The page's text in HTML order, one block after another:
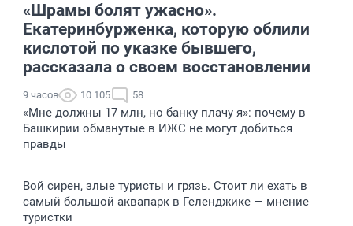
«Шрамы болят ужасно».
Екатеринбурженка, которую облили
кислотой по указке бывшего,
рассказала о своем восстановлении
9 часов 10 105 58
«Мне должны 17 млн, но банку плачу я»: почему в
Башкирии обманутые в ИЖС не могут добиться
правды
Вой сирен, злые туристы и грязь. Стоит ли ехать в
самый большой аквапарк в Геленджике — мнение
туристки